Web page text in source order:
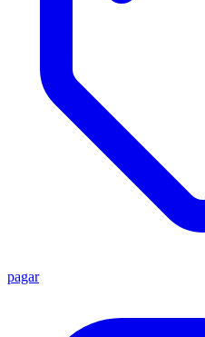
pagar